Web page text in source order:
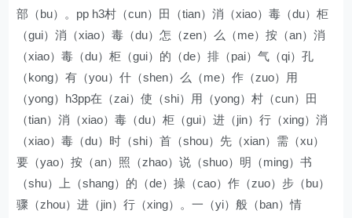
部（bu）。pp h3村（cun）田（tian）消（xiao）毒（du）柜
（gui）消（xiao）毒（du）怎（zen）么（me）按（an）消
（xiao）毒（du）柜（gui）的（de）排（pai）气（qi）孔
（kong）有（you）什（shen）么（me）作（zuo）用
（yong）h3pp在（zai）使（shi）用（yong）村（cun）田
（tian）消（xiao）毒（du）柜（gui）进（jin）行（xing）消
（xiao）毒（du）时（shi）首（shou）先（xian）需（xu）
要（yao）按（an）照（zhao）说（shuo）明（ming）书
（shu）上（shang）的（de）操（cao）作（zuo）步（bu）
骤（zhou）进（jin）行（xing）。一（yi）般（ban）情